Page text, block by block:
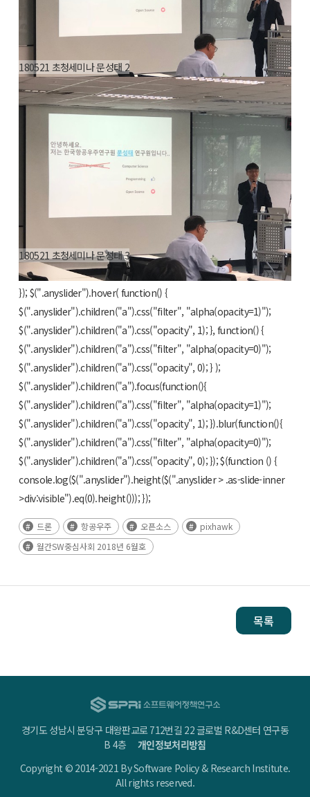
180521 초청세미나 문성태 2
180521 초청세미나 문성태 3
$(".anyslider").anyslider({ animation : "fade", showBullets : false
}); $(".anyslider").hover( function() {
$(".anyslider").children("a").css("filter", "alpha(opacity=1)");
$(".anyslider").children("a").css("opacity", 1); }, function() {
$(".anyslider").children("a").css("filter", "alpha(opacity=0)");
$(".anyslider").children("a").css("opacity", 0); } );
$(".anyslider").children("a").focus(function(){
$(".anyslider").children("a").css("filter", "alpha(opacity=1)");
$(".anyslider").children("a").css("opacity", 1); }).blur(function(){
$(".anyslider").children("a").css("filter", "alpha(opacity=0)");
$(".anyslider").children("a").css("opacity", 0); }); $(function () {
console.log($(".anyslider").height($(".anyslider > .as-slide-inner
>div:visible").eq(0).height())); });
드론 항공우주 오픈소스
pixhawk
월간SW중심사회 2018년 6월호
목록
경기도 성남시 분당구 대왕판교로 712번길 22 글로벌 R&D센터 연구동
B 4층개인정보처리방침
Copyright © 2014-2021 By Software Policy & Research Institute.
All rights reserved.